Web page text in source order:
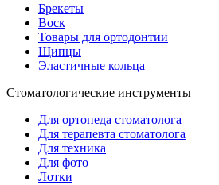
Брекеты
Воск
Товары для ортодонтии
Щипцы
Эластичные кольца
Стоматологические инструменты
Для ортопеда стоматолога
Для терапевта стоматолога
Для техника
Для фото
Лотки